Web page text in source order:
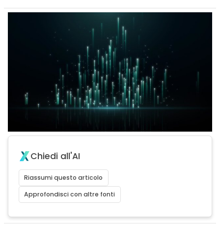
Chiedi all'AI
Riassumi questo articolo
Approfondisci con altre fonti